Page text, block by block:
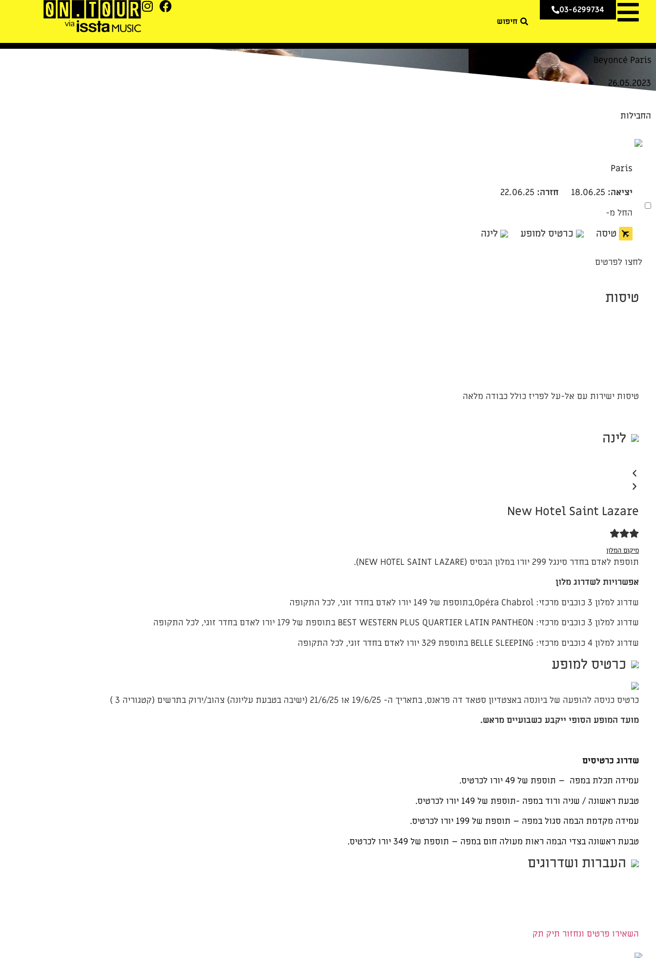
03-6299734
Beyoncé Paris
26.05.2023
החבילות
Paris
יציאה: 18.06.25 חזרה: 22.06.25
החל מ-
טיסה כרטיס למופע לינה
לחצו לפרטים
טיסות
טיסות ישירות עם אל-על לפריז כולל כבודה מלאה
לינה
New Hotel Saint Lazare
מיקום המלון
תוספת לאדם בחדר סינגל 299 יורו במלון הבסיס (NEW HOTEL SAINT LAZARE).
אפשרויות לשדרוג מלון
שדרוג למלון 3 כוכבים מרכזי: Opéra Chabrol,בתוספת של 149 יורו לאדם בחדר זוגי, לכל התקופה
שדרוג למלון 3 כוכבים מרכזי: BEST WESTERN PLUS QUARTIER LATIN PANTHEON בתוספת של 179 יורו לאדם בחדר זוגי, לכל התקופה
שדרוג למלון 4 כוכבים מרכזי: BELLE SLEEPING בתוספת 329 יורו לאדם בחדר זוגי, לכל התקופה
כרטיס למופע
כרטיס כניסה להופעה של ביונסה באצטדיון סטאד דה פראנס, בתאריך ה- 19/6/25 או 21/6/25 (ישיבה בטבעת עליונה) צהוב/ירוק בתרשים (קטגוריה 3 )
מועד המופע הסופי ייקבע כשבועיים מראש.
שדרוג כרטיסים
עמידה תכלת במפה – תוספת של 49 יורו לכרטיס.
טבעת ראשונה / שניה ורוד במפה -תוספת של 149 יורו לכרטיס.
עמידה מקדמת הבמה סגול במפה – תוספת של 199 יורו לכרטיס.
טבעת ראשונה בצדי הבמה ראות מעולה חום במפה – תוספת של 349 יורו לכרטיס.
העברות ושדרוגים
השאירו פרטים ונחזור תיק תק